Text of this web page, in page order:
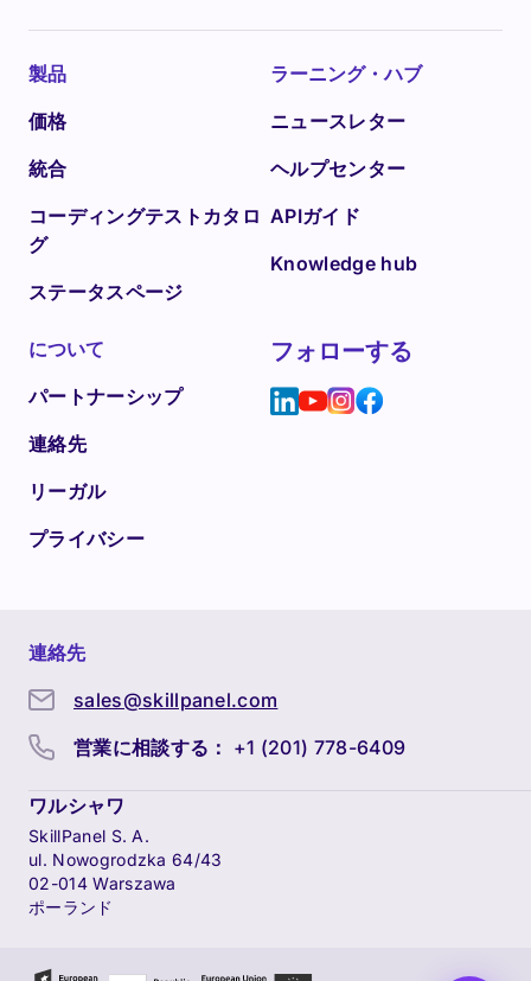
製品
価格
統合
コーディングテストカタロ
グ
ステータスページ
ラーニング・ハブ
ニュースレター
ヘルプセンター
APIガイド
Knowledge hub
について
パートナーシップ
連絡先
リーガル
プライバシー
フォローする
連絡先
sales@skillpanel.com
営業に相談する： +1 (201) 778-6409
ワルシャワ
SkillPanel S. A.
ul. Nowogrodzka 64/43
02-014 Warszawa
ポーランド